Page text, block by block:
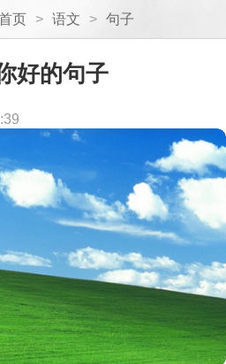
页 > 语文 > 句子
好的句子